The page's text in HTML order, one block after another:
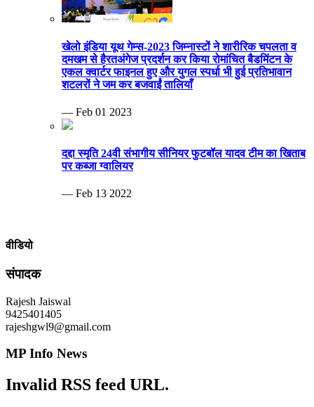
खेलो इंडिया यूथ गेम्स-2023 जिम्नास्टों ने शारीरिक चपलता व
दमखम से हैरतअंगेज प्रदर्शन कर किया रोमांचित बैडमिंटन के
एकल क्वार्टर फाइनल हुए और युगल स्पर्धा भी हुई प्रतिभावान
शटलरों ने जम कर बजवाईं तालियाँ
— Feb 01 2023
दद्दा स्मृति 24वी संभागीय सीनियर फुटबॉल यादव टीम का खिताब
पर कब्जा ग्वालियर
— Feb 13 2022
वीडियो
संपादक
Rajesh Jaiswal
9425401405
rajeshgwl9@gmail.com
MP Info News
Invalid RSS feed URL.